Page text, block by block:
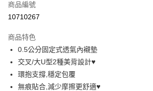
超商取貨付款
街口支付
悠遊付
AFTEE先享後付
商品編號
10710267
商品特色
0.5公分固定式透氣內襯墊
交叉/大U型2種美背設計♥️
環抱支撐,穩定包覆
無痕貼合,減少摩擦更舒適♥️